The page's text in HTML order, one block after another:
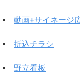
動画+サイネージ
折込チラシ
野立看板